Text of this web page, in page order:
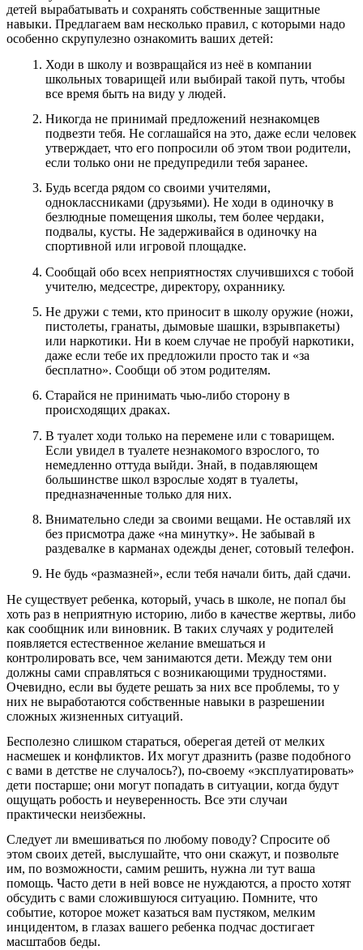
детей вырабатывать и сохранять собственные защитные
навыки. Предлагаем вам несколько правил, с которыми надо
особенно скрупулезно ознакомить ваших детей:
Ходи в школу и возвращайся из неё в компании
школьных товарищей или выбирай такой путь, чтобы
все время быть на виду у людей.
Никогда не принимай предложений незнакомцев
подвезти тебя. Не соглашайся на это, даже если человек
утверждает, что его попросили об этом твои родители,
если только они не предупредили тебя заранее.
Будь всегда рядом со своими учителями,
одноклассниками (друзьями). Не ходи в одиночку в
безлюдные помещения школы, тем более чердаки,
подвалы, кусты. Не задерживайся в одиночку на
спортивной или игровой площадке.
Сообщай обо всех неприятностях случившихся с тобой
учителю, медсестре, директору, охраннику.
Не дружи с теми, кто приносит в школу оружие (ножи,
пистолеты, гранаты, дымовые шашки, взрывпакеты)
или наркотики. Ни в коем случае не пробуй наркотики,
даже если тебе их предложили просто так и «за
бесплатно». Сообщи об этом родителям.
Старайся не принимать чью-либо сторону в
происходящих драках.
В туалет ходи только на перемене или с товарищем.
Если увидел в туалете незнакомого взрослого, то
немедленно оттуда выйди. Знай, в подавляющем
большинстве школ взрослые ходят в туалеты,
предназначенные только для них.
Внимательно следи за своими вещами. Не оставляй их
без присмотра даже «на минутку». Не забывай в
раздевалке в карманах одежды денег, сотовый телефон.
Не будь «размазней», если тебя начали бить, дай сдачи.
Не существует ребенка, который, учась в школе, не попал бы
хоть раз в неприятную историю, либо в качестве жертвы, либо
как сообщник или виновник. В таких случаях у родителей
появляется естественное желание вмешаться и
контролировать все, чем занимаются дети. Между тем они
должны сами справляться с возникающими трудностями.
Очевидно, если вы будете решать за них все проблемы, то у
них не выработаются собственные навыки в разрешении
сложных жизненных ситуаций.
Бесполезно слишком стараться, оберегая детей от мелких
насмешек и конфликтов. Их могут дразнить (разве подобного
с вами в детстве не случалось?), по-своему «эксплуатировать»
дети постарше; они могут попадать в ситуации, когда будут
ощущать робость и неуверенность. Все эти случаи
практически неизбежны.
Следует ли вмешиваться по любому поводу? Спросите об
этом своих детей, выслушайте, что они скажут, и позвольте
им, по возможности, самим решить, нужна ли тут ваша
помощь. Часто дети в ней вовсе не нуждаются, а просто хотят
обсудить с вами сложившуюся ситуацию. Помните, что
событие, которое может казаться вам пустяком, мелким
инцидентом, в глазах вашего ребенка подчас достигает
масштабов беды.